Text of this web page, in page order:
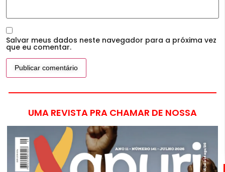
Salvar meus dados neste navegador para a próxima vez
que eu comentar.
UMA REVISTA PRA CHAMAR DE NOSSA